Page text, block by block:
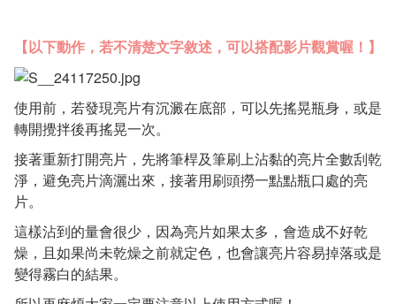
【以下動作，若不清楚文字敘述，可以搭配影片觀賞喔！】
使用前，若發現亮片有沉澱在底部，可以先搖晃瓶身，或是
轉開攪拌後再搖晃一次。
接著重新打開亮片，先將筆桿及筆刷上沾黏的亮片全數刮乾
淨，避免亮片滴灑出來，接著用刷頭撈一點點瓶口處的亮
片。
這樣沾到的量會很少，因為亮片如果太多，會造成不好乾
燥，且如果尚未乾燥之前就定色，也會讓亮片容易掉落或是
變得霧白的結果。